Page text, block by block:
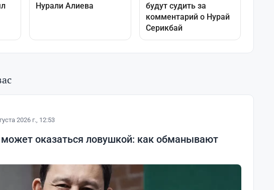
2026 г., 12:53
может оказаться ловушкой: как обманывают